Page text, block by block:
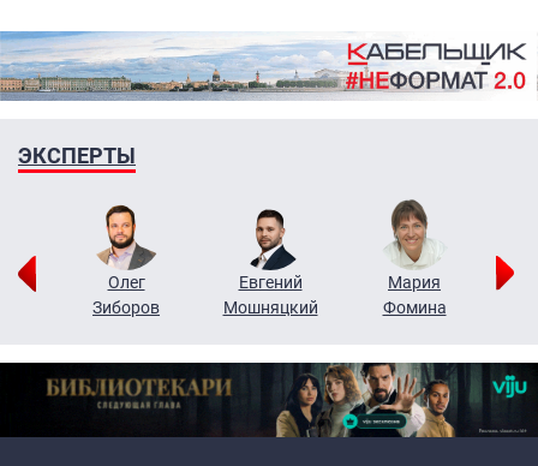
ЭКСПЕРТЫ
Олег
Зиборов
Евгений
Мошняцкий
Мария
Фомина